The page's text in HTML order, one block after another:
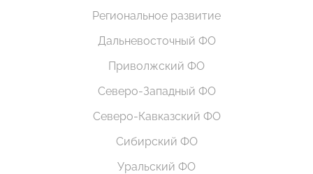
Региональное развитие
Дальневосточный ФО
Приволжский ФО
Северо-Западный ФО
Северо-Кавказский ФО
Сибирский ФО
Уральский ФО